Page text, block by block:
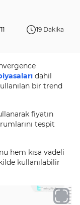
19 Dakika
dahil
bir trend
fiyatın
tespit
hem kısa vadeli
kullanılabilir